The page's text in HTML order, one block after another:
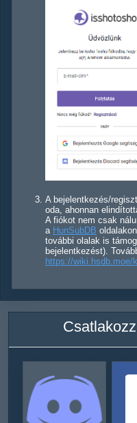
A bejelentkezés/
oda, ahonnan
A fiókot nem csak
a HunSubDB
további olalak is
bejelentkezést).
https://wiki.hsdb.moe/